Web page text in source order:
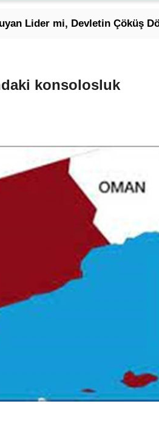
Devletin Çöküş Döneminin
konsolosluk